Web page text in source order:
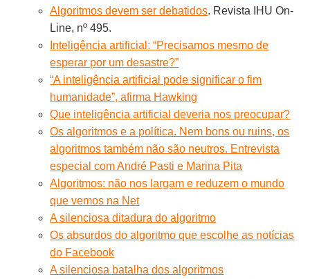
Algoritmos devem ser debatidos. Revista IHU On-
Line, nº 495.
Inteligência artificial: “Precisamos mesmo de
esperar por um desastre?”
“A inteligência artificial pode significar o fim
humanidade”, afirma Hawking
Que inteligência artificial deveria nos preocupar?
Os algoritmos e a política. Nem bons ou ruins, os
algoritmos também não são neutros. Entrevista
especial com André Pasti e Marina Pita
Algoritmos: não nos largam e reduzem o mundo
que vemos na Net
A silenciosa ditadura do algoritmo
Os absurdos do algoritmo que escolhe as notícias
do Facebook
A silenciosa batalha dos algoritmos